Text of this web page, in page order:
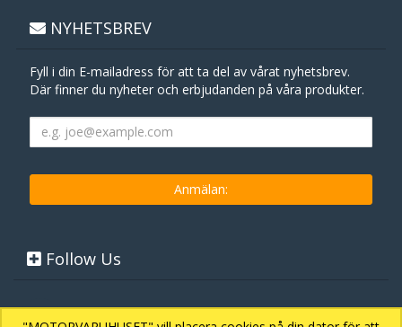
NYHETSBREV
Fyll i din E-mailadress för att ta del av vårat nyhetsbrev.
Där finner du nyheter och erbjudanden på våra produkter.
Follow Us